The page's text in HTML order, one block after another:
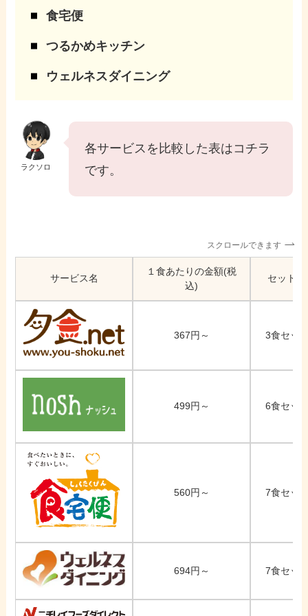
食宅便
つるかめキッチン
ウェルネスダイニング
ラクソロ
各サービスを比較した表はコチラ
です。
スクロールできます
サービス名
１食あたりの金額(税
込)
セット
367円～ 3食セッ
499円～ 6食セッ
560円～ 7食セッ
694円～ 7食セッ